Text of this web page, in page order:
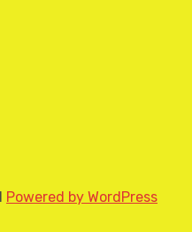
Powered by WordPress